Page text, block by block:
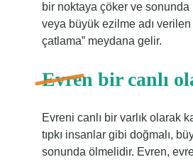
bir noktaya çöker ve sonunda
veya büyük ezilme adı verilen
çatlama” meydana gelir.
Evren bir canlı
Evreni canlı bir varlık olarak
tıpkı insanlar gibi doğmalı,
sonunda ölmelidir. Evren,